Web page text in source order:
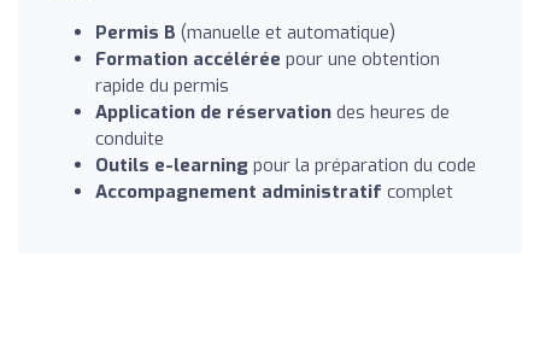
Permis B (manuelle et automatique)
Formation accélérée pour une obtention
rapide du permis
Application de réservation des heures de
conduite
Outils e-learning pour la préparation du code
Accompagnement administratif complet